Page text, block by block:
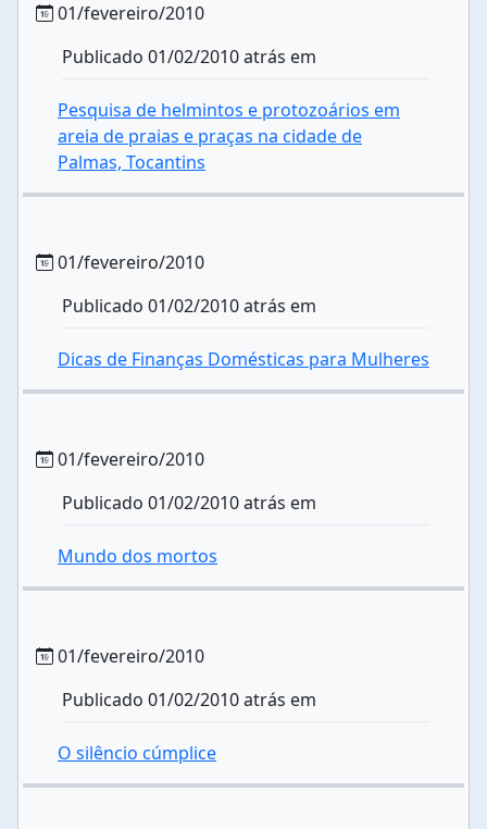
01/fevereiro/2010
Publicado 01/02/2010 atrás em
Pesquisa de helmintos e protozoários em
areia de praias e praças na cidade de
Palmas, Tocantins
01/fevereiro/2010
Publicado 01/02/2010 atrás em
Dicas de Finanças Domésticas para Mulheres
01/fevereiro/2010
Publicado 01/02/2010 atrás em
Mundo dos mortos
01/fevereiro/2010
Publicado 01/02/2010 atrás em
O silêncio cúmplice